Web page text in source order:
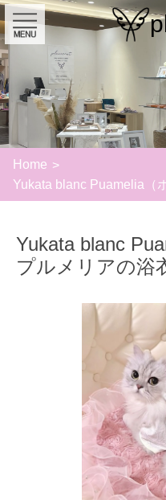
Home
Yukata blanc Puamelia（
Yukata blanc
プルメリアの浴